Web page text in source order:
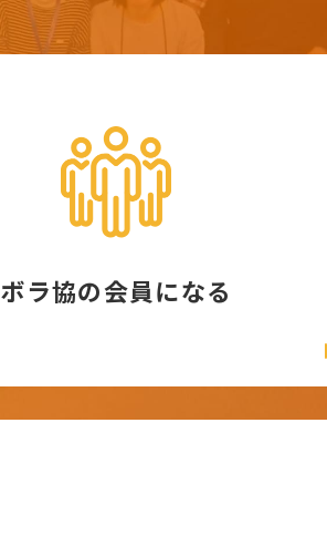
ボラ協の会員になる